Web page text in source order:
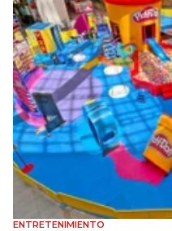
ENTRETENIMIENTO